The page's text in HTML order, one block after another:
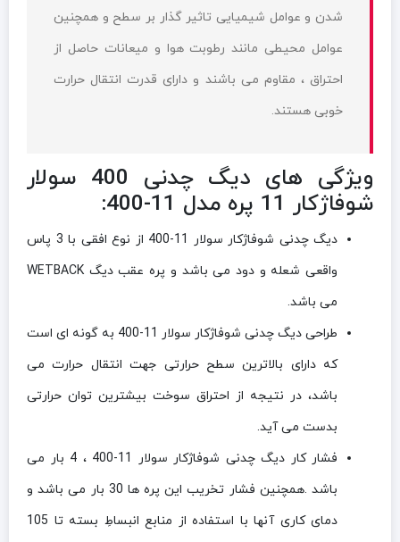
شدن و عوامل شیمیایی تاثیر گذار بر سطح و همچنین
عوامل محیطی مانند رطوبت هوا و میعانات حاصل از
احتراق ، مقاوم می باشند و دارای قدرت انتقال حرارت
خوبی هستند.
ویژگی های دیگ چدنی 400 سولار
شوفاژکار 11 پره مدل 11-400:
دیگ چدنی شوفاژکار سولار 11-400 از نوع افقی با 3 پاس
واقعی شعله و دود می باشد و پره عقب دیگ WETBACK
می باشد.
طراحی دیگ چدنی شوفاژکار سولار 11-400 به گونه ای است
که دارای بالاترین سطح حرارتی جهت انتقال حرارت می
باشد، در نتیجه از احتراق سوخت بیشترین توان حرارتی
بدست می آید.
فشار کار دیگ چدنی شوفاژکار سولار 11-400 ، 4 بار می
باشد .همچنین فشار تخریب این پره ها 30 بار می باشد و
دمای کاری آنها با استفاده از منابع انبساطِ بسته تا 105